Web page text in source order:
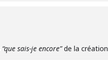
“que sais-je encore”de la création